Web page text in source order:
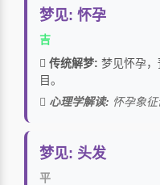
梦见: 怀孕
吉
传统解梦: 梦见怀孕
目。
心理学解读: 怀孕象征
梦见: 头发
平